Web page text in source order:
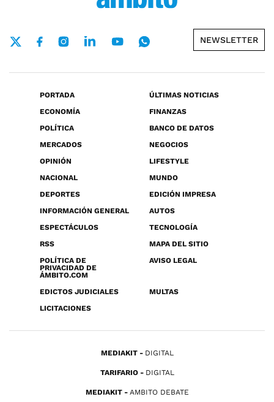
NEWSLETTER
PORTADA
ÚLTIMAS NOTICIAS
ECONOMÍA
FINANZAS
POLÍTICA
BANCO DE DATOS
MERCADOS
NEGOCIOS
OPINIÓN
LIFESTYLE
NACIONAL
MUNDO
DEPORTES
EDICIÓN IMPRESA
INFORMACIÓN GENERAL
AUTOS
ESPECTÁCULOS
TECNOLOGÍA
RSS
MAPA DEL SITIO
POLÍTICA DE
PRIVACIDAD DE
ÁMBITO.COM
AVISO LEGAL
EDICTOS JUDICIALES
MULTAS
LICITACIONES
MEDIAKIT DIGITAL
TARIFARIO DIGITAL
MEDIAKIT AMBITO DEBATE